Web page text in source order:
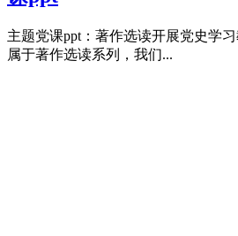
主题党课ppt：著作选读开展党史学
属于著作选读系列，我们...